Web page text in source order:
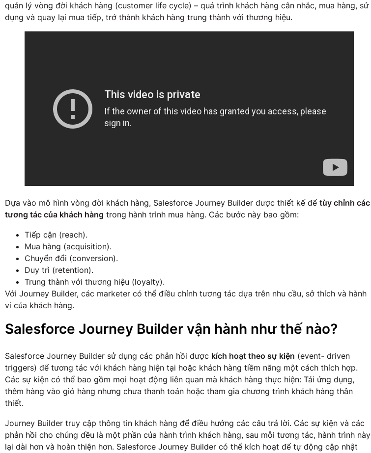
quản lý vòng đời khách hàng (customer life cycle) – quá trình khách hàng cân nhắc, mua hàng, sử
dụng và quay lại mua tiếp, trở thành khách hàng trung thành với thương hiệu.
Dựa vào mô hình vòng đời khách hàng, Salesforce Journey Builder được thiết kế để tùy chỉnh các
tương tác của khách hàng trong hành trình mua hàng. Các bước này bao gồm:
Tiếp cận (reach).
Mua hàng (acquisition).
Chuyển đổi (conversion).
Duy trì (retention).
Trung thành với thương hiệu (loyalty).
Với Journey Builder, các marketer có thể điều chỉnh tương tác dựa trên nhu cầu, sở thích và hành
vi của khách hàng.
Salesforce Journey Builder vận hành như thế nào?
Salesforce Journey Builder sử dụng các phản hồi được kích hoạt theo sự kiện (event- driven
triggers) để tương tác với khách hàng hiện tại hoặc khách hàng tiềm năng một cách thích hợp.
Các sự kiện có thể bao gồm mọi hoạt động liên quan mà khách hàng thực hiện: Tải ứng dụng,
thêm hàng vào giỏ hàng nhưng chưa thanh toán hoặc tham gia chương trình khách hàng thân
thiết.
Journey Builder truy cập thông tin khách hàng để điều hướng các câu trả lời. Các sự kiện và các
phản hồi cho chúng đều là một phần của hành trình khách hàng, sau mỗi tương tác, hành trình này
lại dài hơn và hoàn thiện hơn. Salesforce Journey Builder có thể kích hoạt để tự động cập nhật